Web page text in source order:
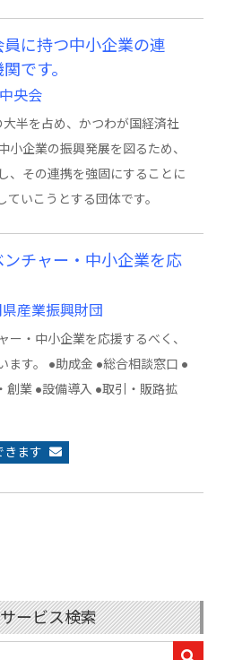
に持つ中小企業の連
です。
央会
半を占め、かつわが国経済社
小企業の振興発展を図るため、
、その連携を強固にすることに
ていこうとする団体です。
チャー・中小企業を応
産業振興財団
ー・中小企業を応援するべく、
ます。 ●助成金 ●総合相談窓口 ●
創業 ●設備導入 ●取引・販路拡
きます
ービス検索